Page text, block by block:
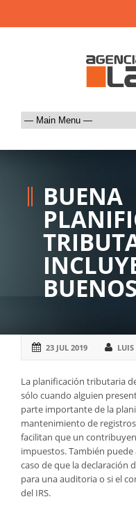
BUENA
23 JUL 2019 LUIS
La planificación tributaria
sólo cuando alguien
parte importante de la
mantenimiento de
facilitan que un
impuestos. También
caso de que la declaración
para una auditoria o si el
del IRS.